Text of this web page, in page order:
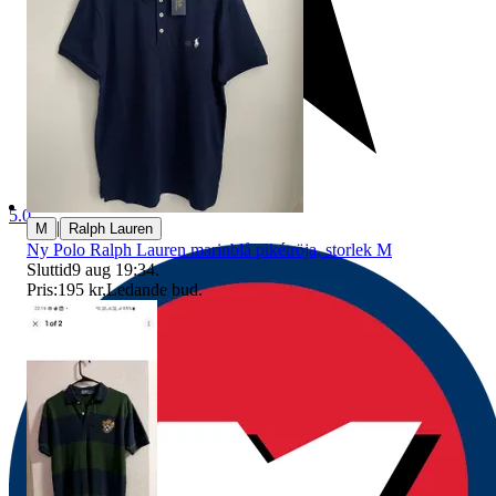
5.0
M | Ralph Lauren
Ny Polo Ralph Lauren marinblå pikétröja, storlek M
Sluttid9 aug 19:34.
Pris:195 kr,Ledande bud.